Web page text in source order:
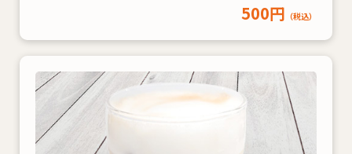
500円 （税込）